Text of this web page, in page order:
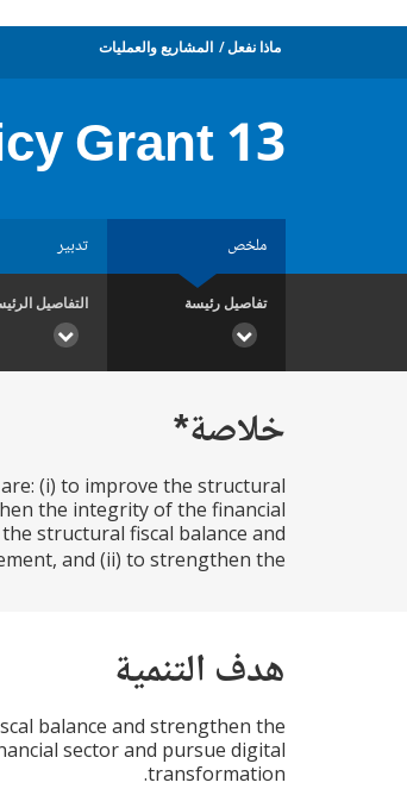
ماذا نفعل المشاريع والعمليات
Grant 13
ملخص تدبير
تفاصيل رئيسة التفاصيل
خلاصة*
(i) to improve the structural
the integrity of the financial
structural fiscal balance and
and (ii) to strengthen the...
هدف التنمية
balance and strengthen the
sector and pursue digital
transformation.